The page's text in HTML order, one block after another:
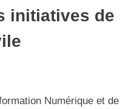
initiatives de
Numérique et de